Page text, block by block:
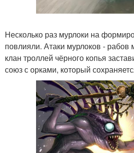
Несколько раз мурлоки на
повлияли. Атаки мурлоков -
клан троллей чёрного копья
союз с орками, который